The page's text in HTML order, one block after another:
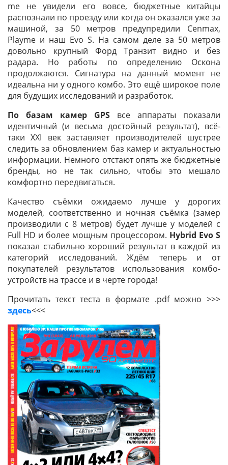
me не увидели его вовсе, бюджетные китайцы
распознали по проезду или когда он оказался уже за
машиной, за 50 метров предупредили Cenmax,
Playme и наш Evo S. На самом деле за 50 метров
довольно крупный Форд Транзит видно и без
радара. Но работы по определению Оскона
продолжаются. Сигнатура на данный момент не
идеальна ни у одного комбо. Это ещё широкое поле
для будущих исследований и разработок.
По базам камер GPS все аппараты показали
идентичный (и весьма достойный результат), всё-
таки XXI век заставляет производителей шустрее
следить за обновлением баз камер и актуальностью
информации. Немного отстают опять же бюджетные
бренды, но не так сильно, чтобы это мешало
комфортно передвигаться.
Качество съёмки ожидаемо лучше у дорогих
моделей, соответственно и ночная съёмка (замер
производили с 8 метров) будет лучше у моделей с
Full HD и более мощным процессором. Hybrid Evo S
показал стабильно хороший результат в каждой из
категорий исследований. Ждём теперь и от
покупателей результатов использования комбо-
устройств на трассе и в черте города!
Прочитать текст теста в формате .pdf можно >>>
здесь<<<